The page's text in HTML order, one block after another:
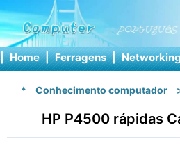
| Home | Ferragens |
* Conhecimento computador
HP P4500 rápidas